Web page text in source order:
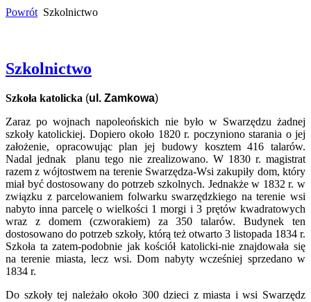
Powrót Szkolnictwo
Szkolnictwo
Szkoła katolicka (ul. Zamkowa)
Zaraz po wojnach napoleońskich nie było w Swarzędzu żadnej
szkoły katolickiej. Dopiero około 1820 r. poczyniono starania o jej
założenie, opracowując plan jej budowy kosztem 416 talarów.
Nadal jednak planu tego nie zrealizowano. W 1830 r. magistrat
razem z wójtostwem na terenie Swarzędza-Wsi zakupiły dom, który
miał być dostosowany do potrzeb szkolnych. Jednakże w 1832 r. w
związku z parcelowaniem folwarku swarzędzkiego na terenie wsi
nabyto inna parcelę o wielkości 1 morgi i 3 prętów kwadratowych
wraz z domem (czworakiem) za 350 talarów. Budynek ten
dostosowano do potrzeb szkoły, którą też otwarto 3 listopada 1834 r.
Szkoła ta zatem-podobnie jak kościół katolicki-nie znajdowała się
na terenie miasta, lecz wsi. Dom nabyty wcześniej sprzedano w
1834 r.
Do szkoły tej należało około 300 dzieci z miasta i wsi Swarzędz